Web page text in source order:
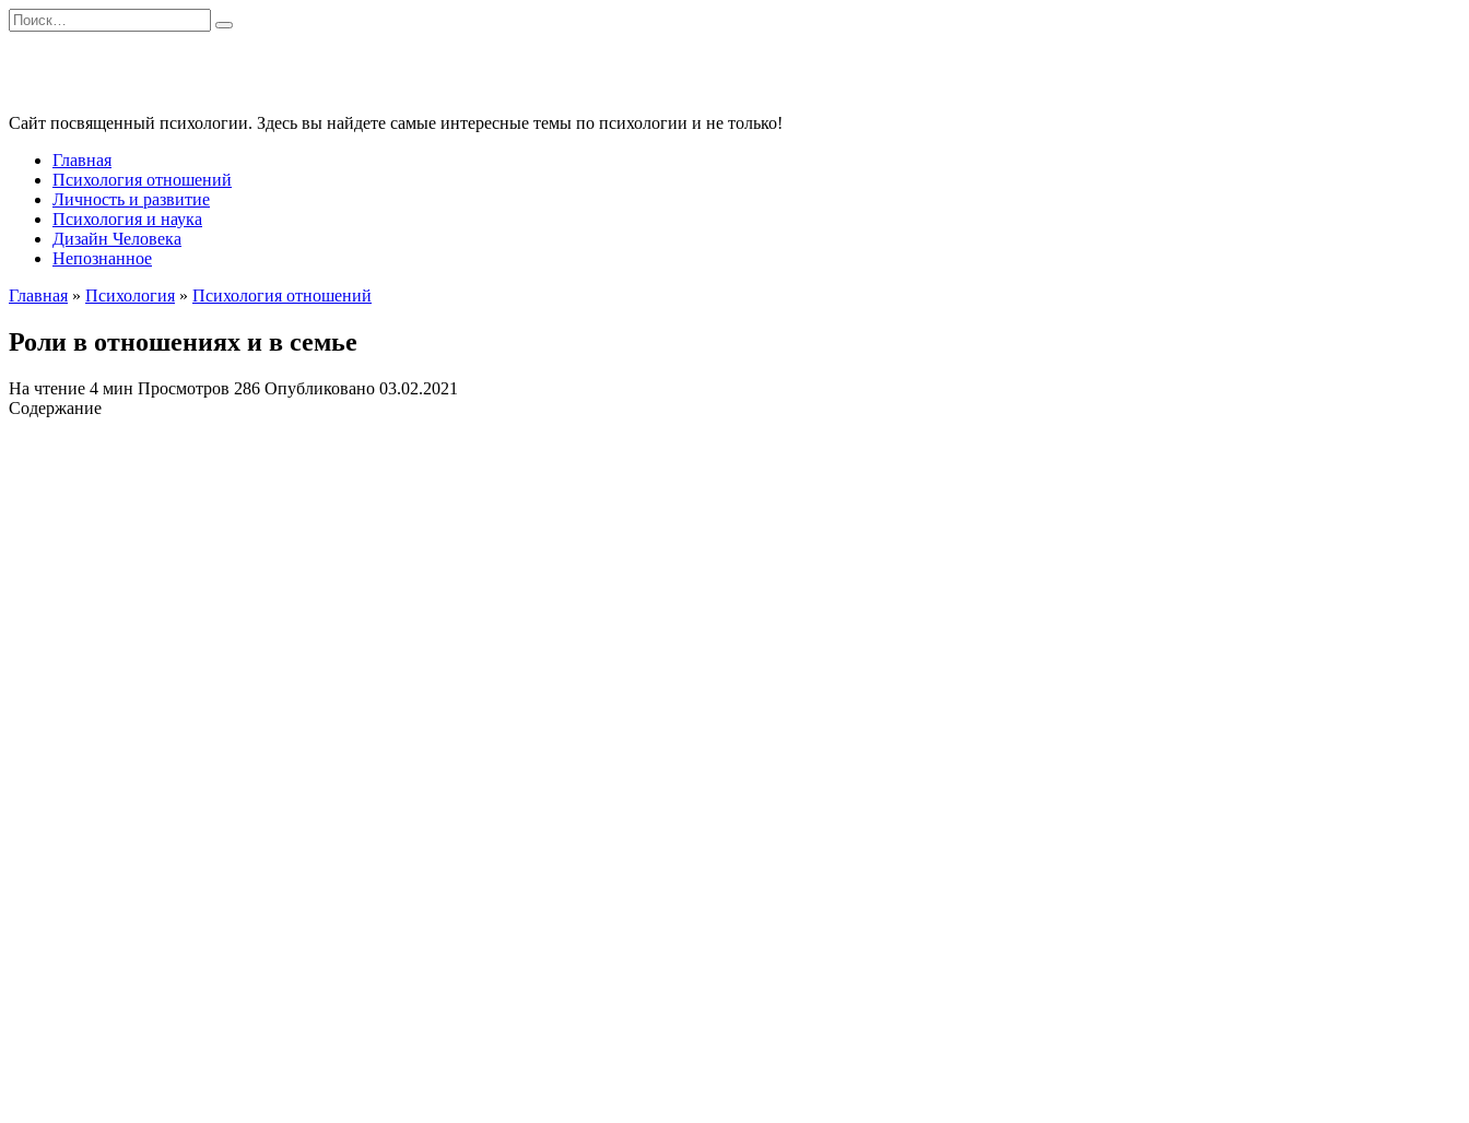
Перейти
к
Search
for:
Сайт посвященный психологии. Здесь вы найдете самые интересные темы по психологии и не только!
Главная
Психология отношений
Личность и развитие
Психология и наука
Дизайн Человека
Непознанное
Главная » Психология » Психология отношений
Роли в отношениях и в семье
На чтение 4 мин Просмотров 286 Опубликовано 03.02.2021
Содержание